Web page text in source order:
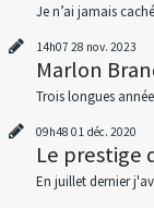
Je n’ai jamais
14h07 28 nov. 2023
Marlon
Trois longues
09h48 01 déc. 2020
Le prestige
En juillet dernier